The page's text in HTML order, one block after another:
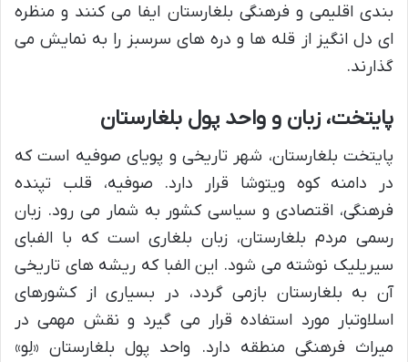
بندی اقلیمی و فرهنگی بلغارستان ایفا می کنند و منظره
ای دل انگیز از قله ها و دره های سرسبز را به نمایش می
گذارند.
پایتخت، زبان و واحد پول بلغارستان
پایتخت بلغارستان، شهر تاریخی و پویای صوفیه است که
در دامنه کوه ویتوشا قرار دارد. صوفیه، قلب تپنده
فرهنگی، اقتصادی و سیاسی کشور به شمار می رود. زبان
رسمی مردم بلغارستان، زبان بلغاری است که با الفبای
سیریلیک نوشته می شود. این الفبا که ریشه های تاریخی
آن به بلغارستان بازمی گردد، در بسیاری از کشورهای
اسلاوتبار مورد استفاده قرار می گیرد و نقش مهمی در
میراث فرهنگی منطقه دارد. واحد پول بلغارستان «لِو»